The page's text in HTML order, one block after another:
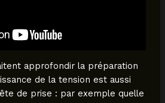
approfondir la préparation
de la tension est aussi
de prise : par exemple quelle